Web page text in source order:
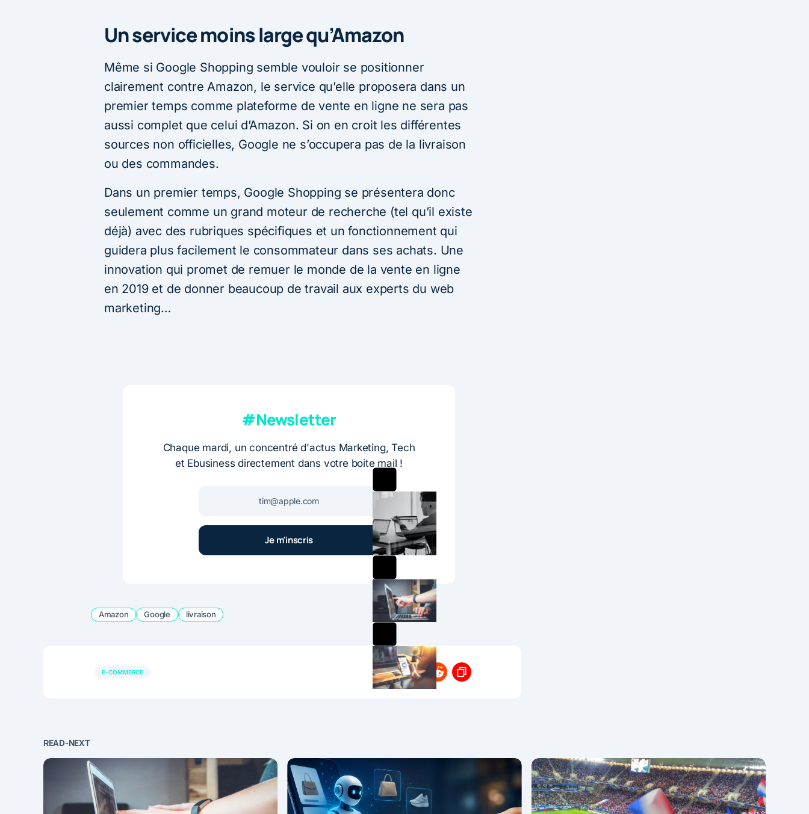
Un service moins large qu’Amazon
Même si Google Shopping semble vouloir se positionner
clairement contre Amazon, le service qu’elle proposera dans un
premier temps comme plateforme de vente en ligne ne sera pas
aussi complet que celui d’Amazon. Si on en croit les différentes
sources non officielles, Google ne s’occupera pas de la livraison
ou des commandes.
Dans un premier temps, Google Shopping se présentera donc
seulement comme un grand moteur de recherche (tel qu’il existe
déjà) avec des rubriques spécifiques et un fonctionnement qui
guidera plus facilement le consommateur dans ses achats. Une
innovation qui promet de remuer le monde de la vente en ligne
en 2019 et de donner beaucoup de travail aux experts du web
marketing…
#Newsletter
Chaque mardi, un concentré d'actus Marketing, Tech
et Ebusiness directement dans votre boite mail !
Amazon Google livraison
E-COMMERCE
READ-NEXT